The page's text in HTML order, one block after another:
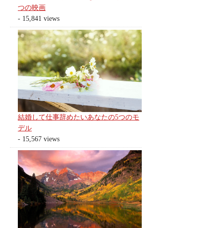
つの映画
- 15,841 views
結婚して仕事辞めたいあなたの5つのモ
デル
- 15,567 views